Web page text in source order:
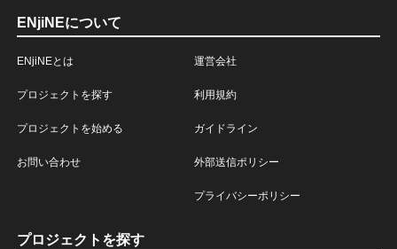
ENjiNEについて
ENjiNEとは
プロジェクトを探す
プロジェクトを始める
お問い合わせ
運営会社
利用規約
ガイドライン
外部送信ポリシー
プライバシーポリシー
プロジェクトを探す